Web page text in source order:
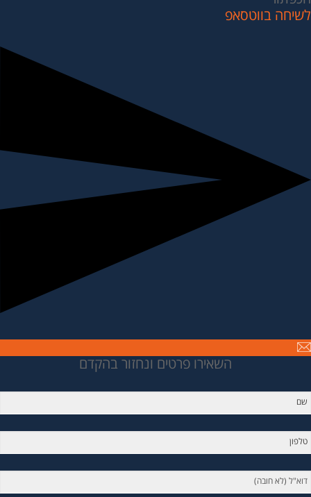
לשיחה בווטסאפ
השאירו פרטים ונחזור בהקדם